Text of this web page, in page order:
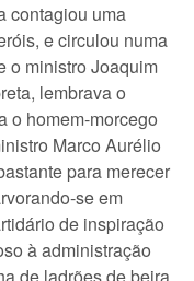
contagiou uma
e circulou numa
o ministro Joaquim
lembrava o
o homem-morcego
Marco Aurélio
para merecer
se em
de inspiração
à administração